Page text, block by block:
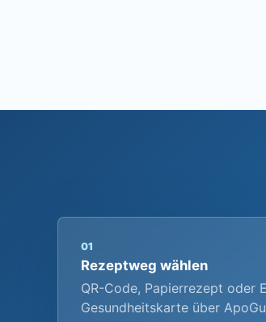
01
Rezeptweg wählen
QR-Code, Papierrezept oder
Gesundheitskarte über